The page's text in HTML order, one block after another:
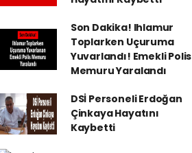
Son Dakika! Ihlamur
Toplarken Uçuruma
Yuvarlandı! Emekli Polis
Memuru Yaralandı
DSİ Personeli Erdoğan
Çinkaya Hayatını
Kaybetti